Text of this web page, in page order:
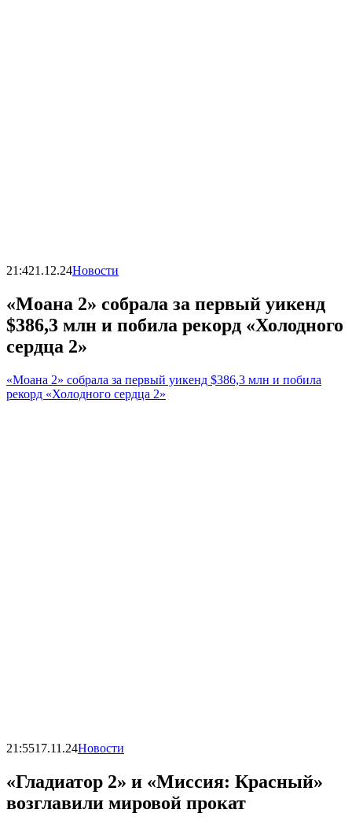
21:421.12.24Новости
«Моана 2» собрала за первый уикенд
$386,3 млн и побила рекорд «Холодного
сердца 2»
«Моана 2» собрала за первый уикенд $386,3 млн и побила
рекорд «Холодного сердца 2»
21:5517.11.24Новости
«Гладиатор 2» и «Миссия: Красный»
возглавили мировой прокат